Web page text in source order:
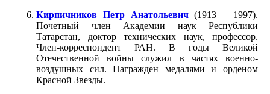
Кирпичников Петр Анатольевич (1913 – 1997).
Почетный член Академии наук Республики
Татарстан, доктор технических наук, профессор.
Член-корреспондент РАН. В годы Великой
Отечественной войны служил в частях военно-
воздушных сил. Награжден медалями и орденом
Красной Звезды.